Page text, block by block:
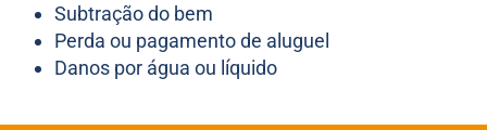
Subtração do bem
Perda ou pagamento de aluguel
Danos por água ou líquido